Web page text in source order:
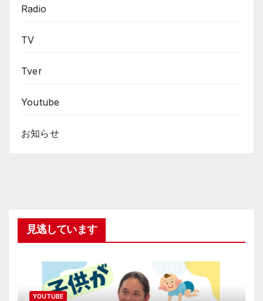
Radio
TV
Tver
Youtube
お知らせ
見逃しています
YOUTUBE